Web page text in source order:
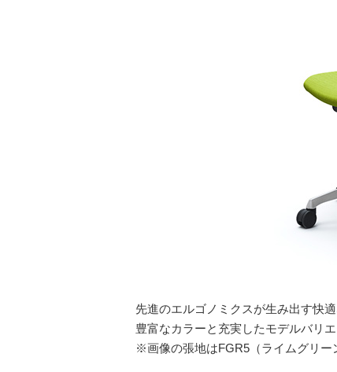
先進のエルゴノミクスが生み出す快
豊富なカラーと充実したモデルバリ
※画像の張地はFGR5（ライムグリー